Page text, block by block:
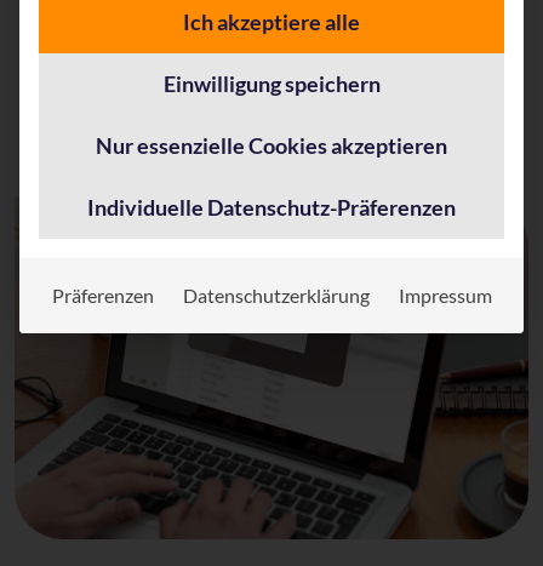
*Pflichtfelder
Ich akzeptiere alle
Einwilligung speichern
Nur essenzielle Cookies akzeptieren
Individuelle Datenschutz-Präferenzen
Präferenzen Datenschutzerklärung Impressum